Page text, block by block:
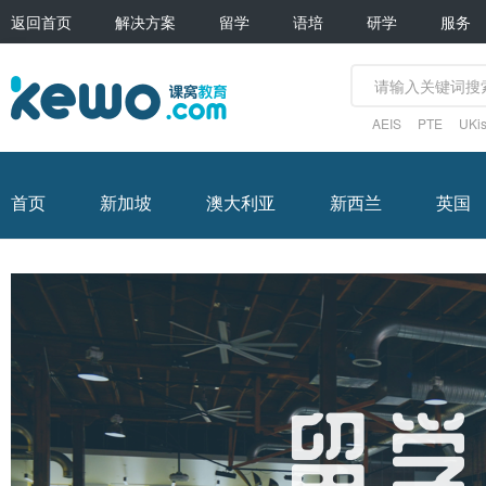
返回首页 解决方案 留学 语培 研学 服务
AEIS PTE
首页 新加坡 澳大利亚 新西兰 英国